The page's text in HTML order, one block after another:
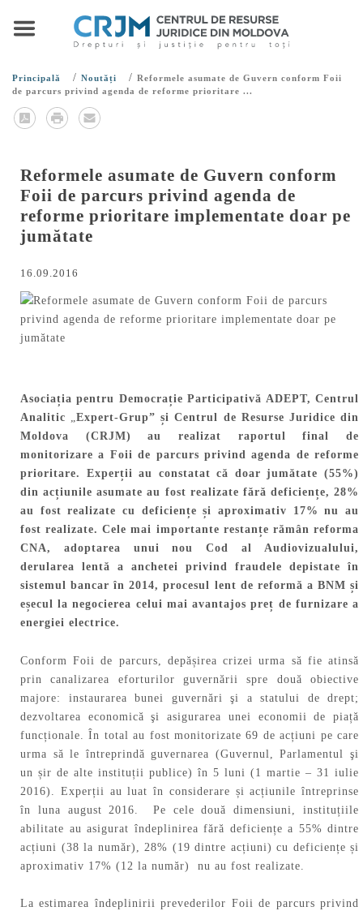
Principală / Noutăți / Reformele asumate de Guvern conform Foii
de parcurs privind agenda de reforme prioritare ...
Reformele asumate de Guvern conform
Foii de parcurs privind agenda de
reforme prioritare implementate doar pe
jumătate
16.09.2016
Asociația pentru Democrație Participativă ADEPT, Centrul
Analitic
„Expert-Grup” și Centrul de Resurse Juridice din
Moldova (CRJM) au realizat raportul final de
monitorizare a Foii de parcurs privind agenda de reforme
prioritare. Experții au constatat că doar jumătate (55%)
din acțiunile asumate au fost realizate fără deficiențe, 28%
au fost realizate cu deficiențe și aproximativ 17% nu au
fost realizate. Cele mai importante restanțe rămân reforma
CNA, adoptarea unui nou Cod al Audiovizualului,
derularea lentă a anchetei privind fraudele depistate în
sistemul bancar în 2014, procesul lent de reformă a BNM și
eșecul la negocierea celui mai avantajos preț de furnizare a
energiei electrice.
Conform Foii de parcurs, depășirea crizei urma să fie atinsă
prin canalizarea eforturilor guvernării spre două obiective
majore: instaurarea bunei guvernări şi a statului de drept;
dezvoltarea economică şi asigurarea unei economii de piață
funcționale. În total au fost monitorizate 69 de acțiuni pe care
urma să le întreprindă guvernarea (Guvernul, Parlamentul şi
un șir de alte instituții publice) în 5 luni (1 martie – 31 iulie
2016). Experții au luat în considerare și acțiunile întreprinse
în luna august 2016. Pe cele două dimensiuni, instituțiile
abilitate au asigurat îndeplinirea fără deficiențe a 55% dintre
acțiuni (38 la număr), 28% (19 dintre acțiuni) cu deficiențe și
aproximativ 17% (12 la număr) nu au fost realizate.
La estimarea îndeplinirii prevederilor Foii de parcurs privind